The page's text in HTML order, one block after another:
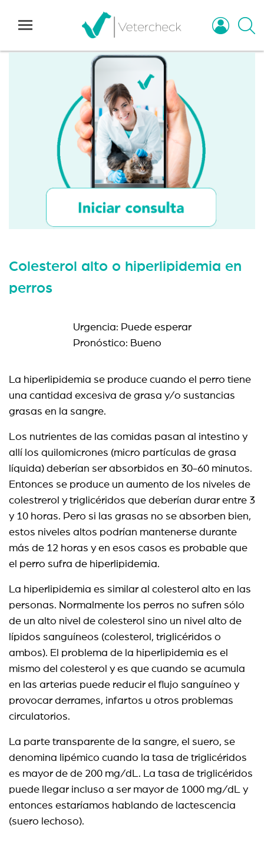
Colesterol alto o hiperlipidemia en
perros
Urgencia: Puede esperar
Pronóstico: Bueno
La hiperlipidemia se produce cuando el perro tiene
una cantidad excesiva de grasa y/o sustancias
grasas en la sangre.
Los nutrientes de las comidas pasan al intestino y
allí los quilomicrones (micro partículas de grasa
líquida) deberían ser absorbidos en 30-60 minutos.
Entonces se produce un aumento de los niveles de
colestrerol y triglicéridos que deberían durar entre 3
y 10 horas. Pero si las grasas no se absorben bien,
estos niveles altos podrían mantenerse durante
más de 12 horas y en esos casos es probable que
el perro sufra de hiperlipidemia.
La hiperlipidemia es similar al colesterol alto en las
personas. Normalmente los perros no sufren sólo
de un alto nivel de colesterol sino un nivel alto de
lípidos sanguíneos (colesterol, triglicéridos o
ambos). El problema de la hiperlipidemia es el
mismo del colesterol y es que cuando se acumula
en las arterias puede reducir el flujo sanguíneo y
provocar derrames, infartos u otros problemas
circulatorios.
La parte transparente de la sangre, el suero, se
denomina lipémico cuando la tasa de triglicéridos
es mayor de de 200 mg/dL. La tasa de triglicéridos
puede llegar incluso a ser mayor de 1000 mg/dL y
entonces estaríamos hablando de lactescencia
(suero lechoso).